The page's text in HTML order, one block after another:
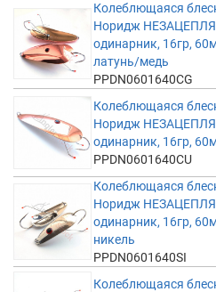
Колеблющаяся
Норидж
одинарник, 16гр,
латунь/медь
PPDN0601640CG
Колеблющаяся
Норидж
одинарник, 16гр,
PPDN0601640CU
Колеблющаяся
Норидж
одинарник, 16гр,
никель
PPDN0601640SI
Колеблющаяся